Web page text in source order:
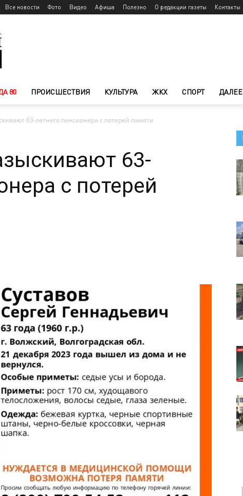
Все новости Фото Видео Афиша Полезно О редакции газеты Контакты
80 ПРОИСШЕСТВИЯ КУЛЬТУРА ЖКХ СПОРТ ДАЛЕЕ
63-летнего пенсионера с потерей памяти
63-
с потерей